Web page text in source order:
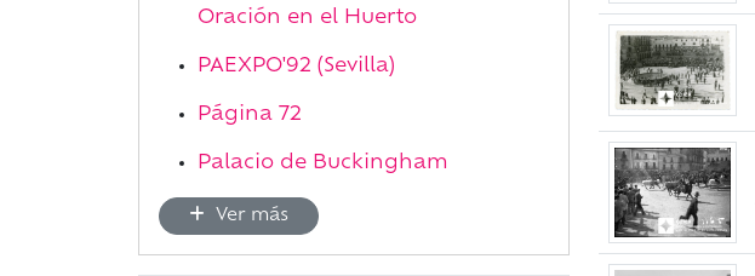
Oración en el Huerto
PAEXPO'92 (Sevilla)
Página 72
Palacio de Buckingham
Ver más